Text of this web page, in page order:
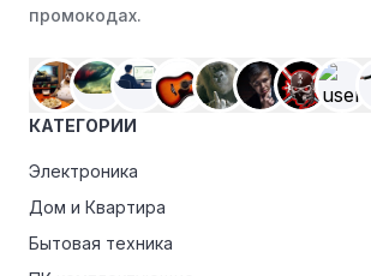
промокодах.
КАТЕГОРИИ
Электроника
Дом и Квартира
Бытовая техника